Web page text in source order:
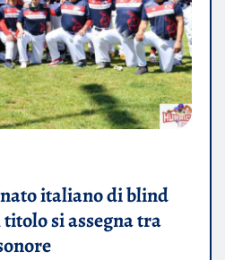
italiano di blind
si assegna tra